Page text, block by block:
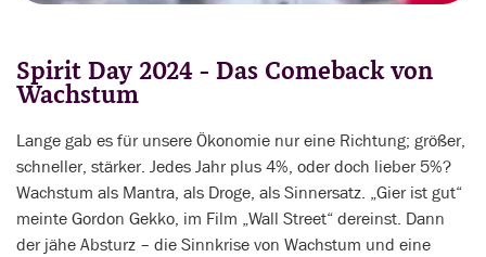
Spirit Day 2024 - Das Comeback von
Wachstum
Lange gab es für unsere Ökonomie nur eine Richtung; größer,
schneller, stärker. Jedes Jahr plus 4%, oder doch lieber 5%?
Wachstum als Mantra, als Droge, als Sinnersatz. „Gier ist gut“
meinte Gordon Gekko, im Film „Wall Street“ dereinst. Dann
der jähe Absturz – die Sinnkrise von Wachstum und eine